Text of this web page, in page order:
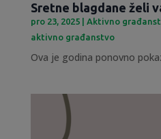
Sretne blagdane želi
pro 23, 2025| Aktivno
aktivno građanstvo
Ova je godina ponovno